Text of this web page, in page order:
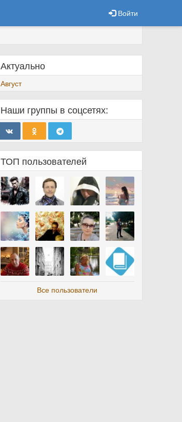
Войти
Актуально
Август
Наши группы в соцсетях:
ТОП пользователей
Все пользователи